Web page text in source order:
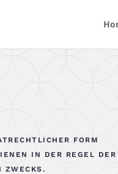
FORM
IN DER REGEL DER
ZWECKS.